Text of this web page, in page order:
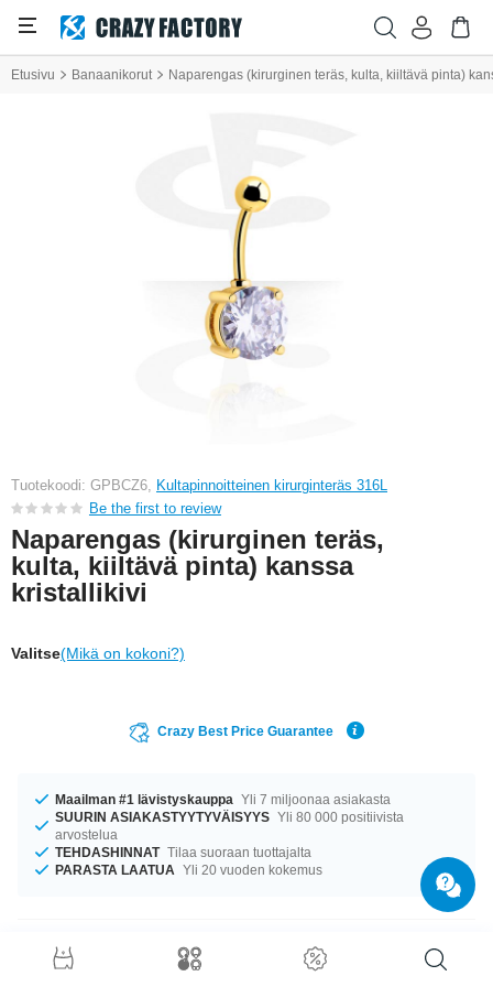
Etusivu Banaanikorut Naparengas (kirurginen teräs, kulta, kiiltävä pinta)
Tuotekoodi: GPBCZ6, Kultapinnoitteinen kirurginteräs 316L
Be the first to review
Naparengas (kirurginen teräs,
kulta, kiiltävä pinta) kanssa
kristallikivi
Valitse(Mikä on kokoni?)
Crazy Best Price Guarantee
Maailman #1 lävistyskauppa Yli 7 miljoonaa asiakasta
SUURIN ASIAKASTYYTYVÄISYYS Yli 80 000 positiivista
arvostelua
TEHDASHINNAT Tilaa suoraan tuottajalta
PARASTA LAATUA Yli 20 vuoden kokemus